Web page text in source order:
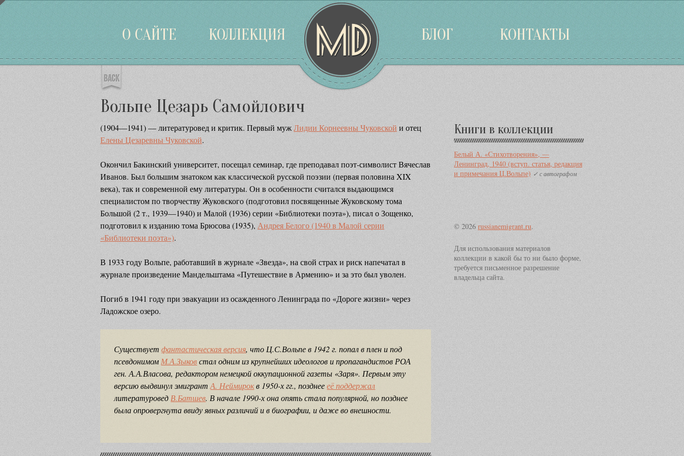
О САЙТЕ КОЛЛЕКЦИЯ БЛОГ КОНТАКТЫ
Вольпе Цезарь Самойлович
(1904—1941) — литературовед и критик. Первый мужЛидии Корнеевны Чуковской и отец
Елены Цезаревны Чуковской.
Окончил Бакинский университет, посещал семинар, где преподавал поэт-символист Вячеслав
Иванов. Был большим знатоком как классической русской поэзии (первая половина XIX
века), так и современной ему литературы. Он в особенности считался выдающимся
специалистом по творчеству Жуковского (подготовил посвященные Жуковскому тома
Большой (2 т., 1939—1940) и Малой (1936) серии «Библиотеки поэта»), писал о Зощенко,
подготовил к изданию тома Брюсова (1935), Андрея Белого (1940 в Малой серии
«Библиотеки поэта»).
В 1933 году Вольпе, работавший в журнале «Звезда», на свой страх и риск напечатал в
журнале произведение Мандельштама «Путешествие в Армению» и за это был уволен.
Погиб в 1941 году при эвакуации из осажденного Ленинграда по «Дороге жизни» через
Ладожское озеро.
Существуетфантастическая версия, что Ц.С.Вольпе в 1942 г. попал в плен и под
псевдонимомМ.А.Зыковстал одним из крупнейших идеологов и пропагандистов РОА
ген. А.А.Власова, редактором немецкой оккупационной газеты «Заря». Первым эту
версию выдвинул эмигрантА. Неймирокв 1950-х гг., позднеееё поддержал
литературоведВ.Батшев. В начале 1990-х она опять стала популярной, но позднее
была опровергнута ввиду явных различий и в биографии, и даже во внешности.
Дополнительная
информация
Книги в коллекции
Белый А. «Стихотворения», —
Ленинград, 1940 (вступ. статья, редакция
и примечания Ц.Вольпе) ✓ с автографом
© 2026 russianemigrant.ru.
Для использования материалов
коллекции в какой бы то ни было форме,
требуется письменное разрешение
владельца сайта.